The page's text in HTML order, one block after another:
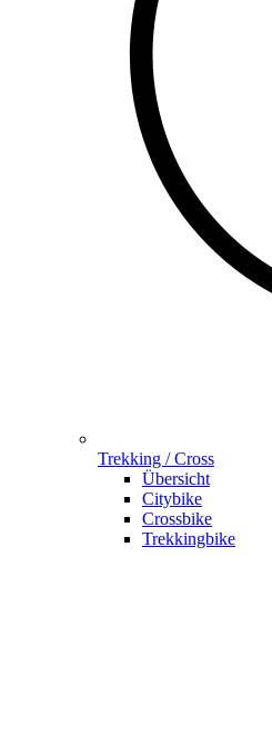
Trekking / Cross
Übersicht
Citybike
Crossbike
Trekkingbike